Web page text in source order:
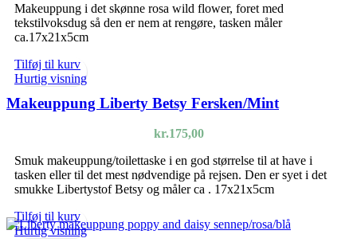
Makeuppung i det skønne rosa wild flower, foret med
tekstilvoksdug så den er nem at rengøre, tasken måler
ca.17x21x5cm
Tilføj til kurv
Hurtig visning
Makeuppung Liberty Betsy Fersken/Mint
kr.175,00
Smuk makeuppung/toilettaske i en god størrelse til at have i
tasken eller til det mest nødvendige på rejsen. Den er syet i det
smukke Libertystof Betsy og måler ca . 17x21x5cm
Tilføj til kurv
Hurtig visning